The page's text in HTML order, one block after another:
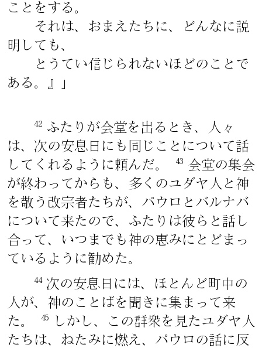
ことをする。
それは、おまえたちに、どんなに説
明しても、
とうてい信じられないほどのことで
ある。』」
42
ふたりが会堂を出るとき、人々
は、次の安息日にも同じことについて話
してくれるように頼んだ。
43
会堂の集会
が終わってからも、多くのユダヤ人と神
を敬う改宗者たちが、パウロとバルナバ
について来たので、ふたりは彼らと話し
合って、いつまでも神の恵みにとどまっ
ているように勧めた。
44 次の安息日には、ほとんど町中の
人が、神のことばを聞きに集まって来
た。
45
しかし、この群衆を見たユダヤ人
たちは、ねたみに燃え、パウロの話に反